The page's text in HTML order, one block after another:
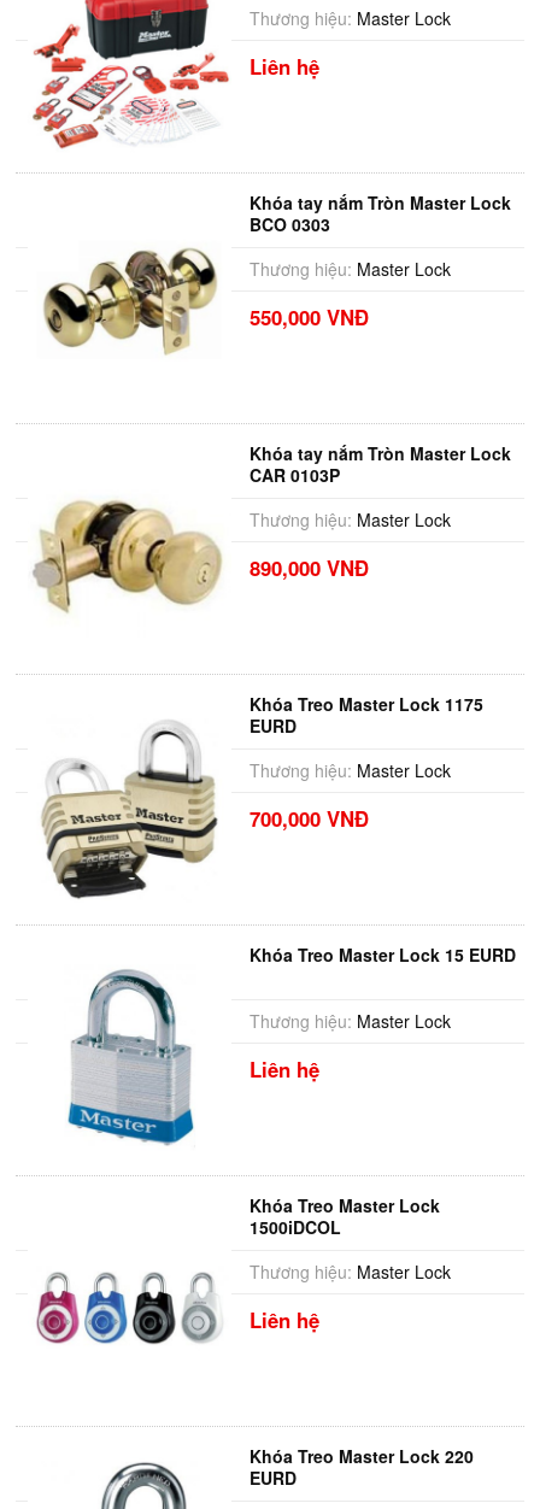
Thương hiệu: Master Lock
Liên hệ
Khóa tay nắm Tròn Master Lock
BCO 0303
Thương hiệu: Master Lock
550,000 VNĐ
Khóa tay nắm Tròn Master Lock
CAR 0103P
Thương hiệu: Master Lock
890,000 VNĐ
Khóa Treo Master Lock 1175
EURD
Thương hiệu: Master Lock
700,000 VNĐ
Khóa Treo Master Lock 15 EURD
Thương hiệu: Master Lock
Liên hệ
Khóa Treo Master Lock
1500iDCOL
Thương hiệu: Master Lock
Liên hệ
Khóa Treo Master Lock 220
EURD